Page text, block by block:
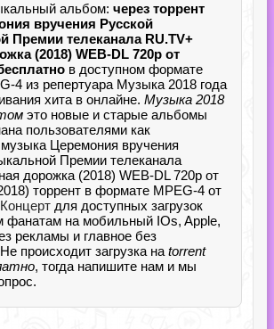
альбом: через торрент
вручения Русской
Премии телеканала RU.TV+
(2018) WEB-DL 720p от
в доступном формате
4 из репертуара Музыка 2018 года
хита в онлайне. Музыка 2018
это новые и старые альбомы
пользователями как
Церемония вручения
Премии телеканала
дорожка (2018) WEB-DL 720p от
торрент в формате MPEG-4 от
Концерт для доступных загрузок
фанатам на мобильный IOs, Apple,
рекламы и главное без
происходит загрузка на torrent
, тогда напишите нам и мы